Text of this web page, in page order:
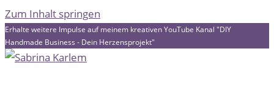
Zum Inhalt springen
Erhalte weitere Impulse auf meinem kreativen YouTube Kanal "DIY
Handmade Business - Dein Herzensprojekt"